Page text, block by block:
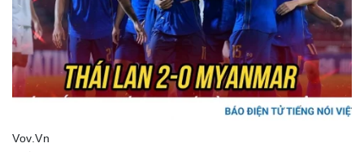
Lịch thi đấu bóng đá
Ô tô - Xe máy